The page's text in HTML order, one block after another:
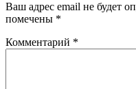
Ваш адрес email не будет
помечены *
Комментарий *